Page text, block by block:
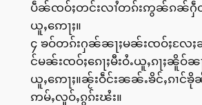
ပဵၼ်ၸဝ်ႈတင်းလၢႆတၵ်းဢွၼ်ၵၼ်ႁဵတ်
ယူႇဢေႃႈ။
၄ ၶဝ်တၵ်းႁၼ်ၼႃႈမၼ်းၸဝ်ႈလႄႈ
င်မၼ်းၸဝ်ႈၵေႃႈမီးဝႆႉယူႇၵႃႈၼိူဝ်ၼ
ယူႇဢေႃႈ။ၼႂ်းဝဵင်းၼၼ်ႉၶိင်ႇၵၢင်ၶို
ဢမ်ႇလူဝ်ႇၵွၵ်းၽႆး။